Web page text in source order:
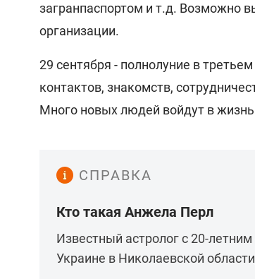
загранпаспортом и т.д. Возможно
организации.
29 сентября - полнолуние в
контактов, знакомств,
Много новых людей войдут в
СПРАВКА
Кто такая Анжела Перл
Известный астролог с 20-
Украине в Николаевской